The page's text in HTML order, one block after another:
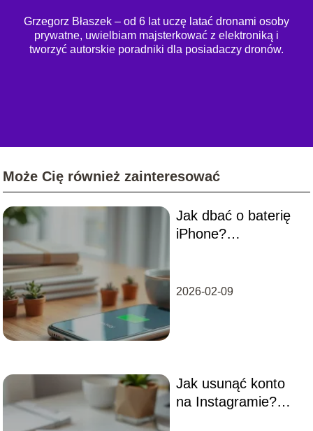
Grzegorz Błaszek – od 6 lat uczę latać dronami osoby
prywatne, uwielbiam majsterkować z elektroniką i
tworzyć autorskie poradniki dla posiadaczy dronów.
Może Cię również zainteresować
Jak dbać o baterię
iPhone?
żywotność
2026-02-09
Jak usunąć konto
na Instagramie?